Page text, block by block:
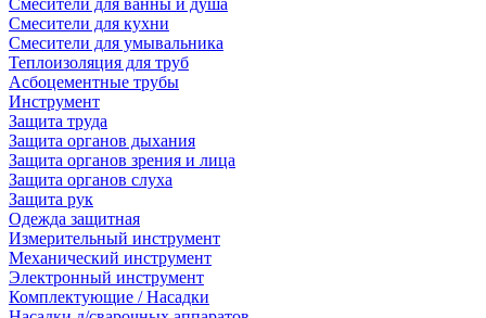
Смесители для ванны и душа
Смесители для кухни
Смесители для умывальника
Теплоизоляция для труб
Асбоцементные трубы
Инструмент
Защита труда
Защита органов дыхания
Защита органов зрения и лица
Защита органов слуха
Защита рук
Одежда защитная
Измерительный инструмент
Механический инструмент
Электронный инструмент
Комплектующие / Насадки